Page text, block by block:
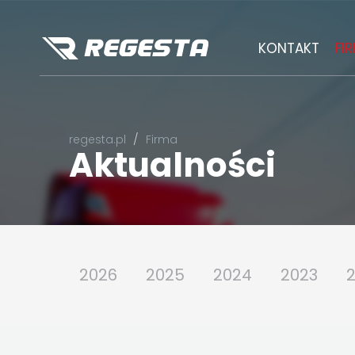
KONTAKT
regesta.pl Firma
Aktualności
2026 2025 2024 2023